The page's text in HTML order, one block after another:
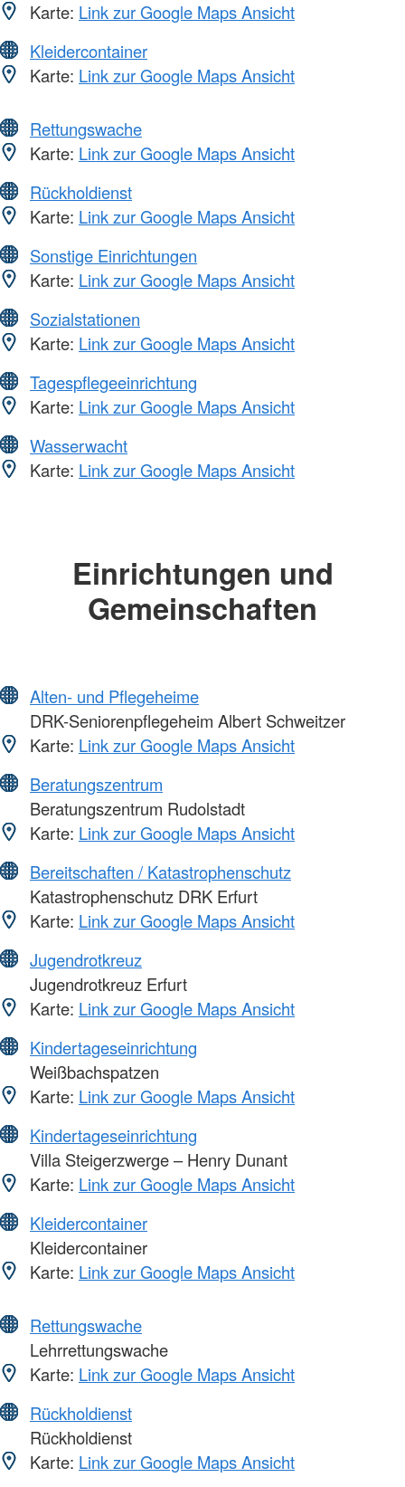
Karte: Link zur Google Maps Ansicht
Kleidercontainer
Karte: Link zur Google Maps Ansicht
Rettungswache
Karte: Link zur Google Maps Ansicht
Rückholdienst
Karte: Link zur Google Maps Ansicht
Sonstige Einrichtungen
Karte: Link zur Google Maps Ansicht
Sozialstationen
Karte: Link zur Google Maps Ansicht
Tagespflegeeinrichtung
Karte: Link zur Google Maps Ansicht
Wasserwacht
Karte: Link zur Google Maps Ansicht
Einrichtungen und
Gemeinschaften
Alten- und Pflegeheime
DRK-Seniorenpflegeheim Albert Schweitzer
Karte: Link zur Google Maps Ansicht
Beratungszentrum
Beratungszentrum Rudolstadt
Karte: Link zur Google Maps Ansicht
Bereitschaften / Katastrophenschutz
Katastrophenschutz DRK Erfurt
Karte: Link zur Google Maps Ansicht
Jugendrotkreuz
Jugendrotkreuz Erfurt
Karte: Link zur Google Maps Ansicht
Kindertageseinrichtung
Weißbachspatzen
Karte: Link zur Google Maps Ansicht
Kindertageseinrichtung
Villa Steigerzwerge – Henry Dunant
Karte: Link zur Google Maps Ansicht
Kleidercontainer
Kleidercontainer
Karte: Link zur Google Maps Ansicht
Rettungswache
Lehrrettungswache
Karte: Link zur Google Maps Ansicht
Rückholdienst
Rückholdienst
Karte: Link zur Google Maps Ansicht